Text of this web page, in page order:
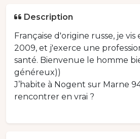
Description
Française d'origine russe, je
2009, et j'exerce une
santé. Bienvenue le homme
généreux))
J’habite à Nogent sur Marne
rencontrer en vrai ?